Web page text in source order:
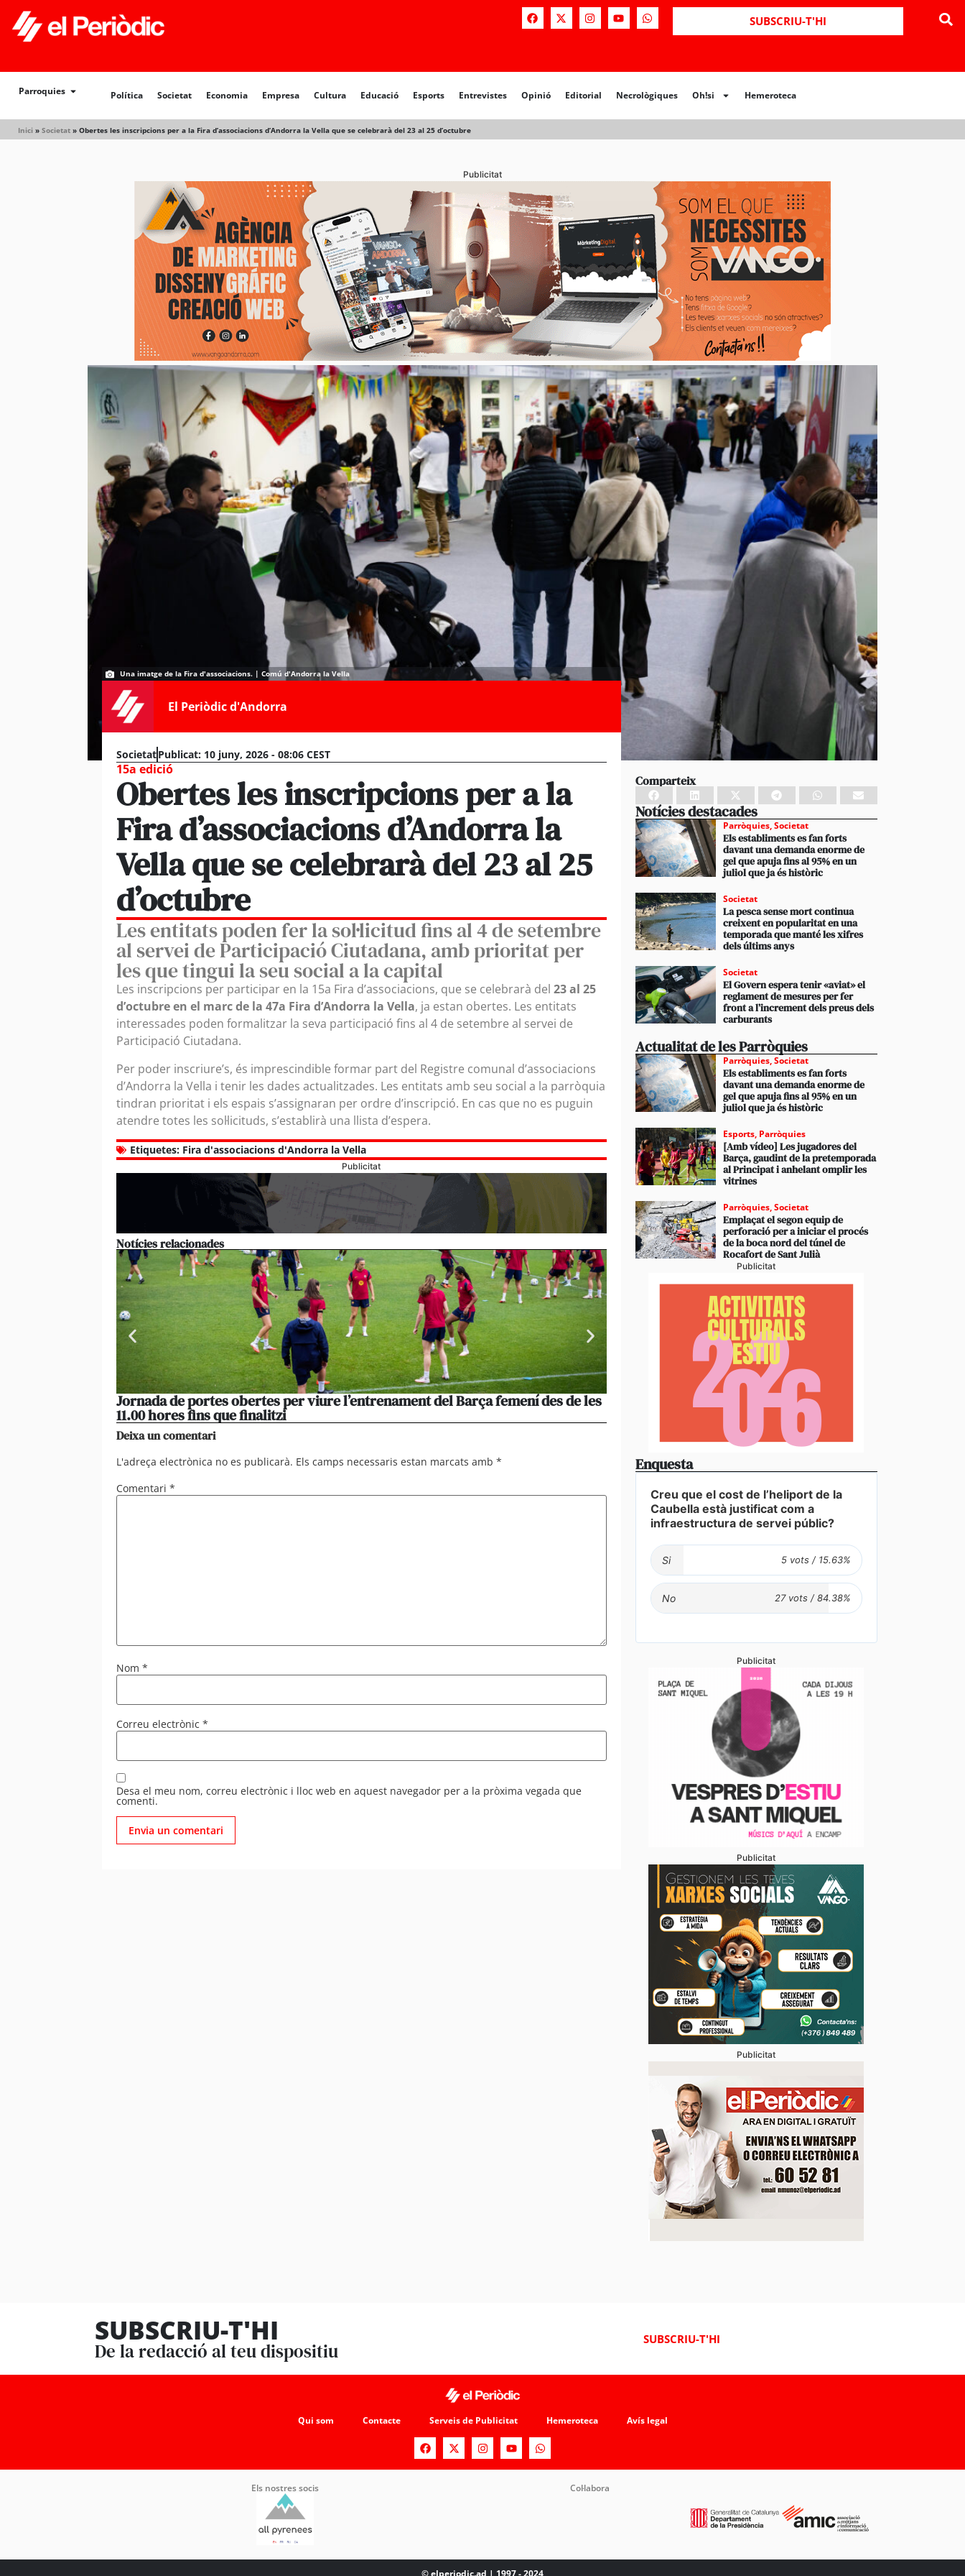
SUBSCRIU-T'HI
Parroquies Política Societat Economia Empresa Cultura Educació Esports Entrevistes Opinió Editorial Necrològiques Oh!si Hemeroteca
Inici » Societat » Obertes les inscripcions per a la Fira d’associacions d’Andorra la Vella que se celebrarà del 23 al 25 d’octubre
Política Societat Opinió Editorial Necrològiques Hemeroteca
Publicitat
Una imatge de la Fira d'associacions. | Comú d'Andorra la Vella
El Periòdic d'Andorra
SocietatPublicat: 10 juny, 2026 - 08:06 CEST
15a edició
Obertes les inscripcions per a la
Fira d’associacions d’Andorra la
Vella que se celebrarà del 23 al 25
d’octubre
Les entitats poden fer la sol·licitud fins al 4 de setembre
al servei de Participació Ciutadana, amb prioritat per
les que tingui la seu social a la capital
Les inscripcions per participar en la 15a Fira d’associacions, que se celebrarà del 23 al 25
d’octubre en el marc de la 47a Fira d’Andorra la Vella, ja estan obertes. Les entitats
interessades poden formalitzar la seva participació fins al 4 de setembre al servei de
Participació Ciutadana.
Per poder inscriure’s, és imprescindible formar part del Registre comunal d’associacions
d’Andorra la Vella i tenir les dades actualitzades. Les entitats amb seu social a la parròquia
tindran prioritat i els espais s’assignaran per ordre d’inscripció. En cas que no es puguin
atendre totes les sol·licituds, s’establirà una llista d’espera.
Etiquetes: Fira d'associacions d'Andorra la Vella
Publicitat
Notícies relacionades
Jornada de portes obertes per viure l’entrenament del Barça femení des de les
11.00 hores fins que finalitzi
La pèrdua de presència del català en el sector turístic
més les queixes de residents i visitants
Deixa un comentari
L'adreça electrònica no es publicarà. Els camps necessaris estan marcats amb *
Comentari *
Nom *
Correu electrònic *
Desa el meu nom, correu electrònic i lloc web en aquest navegador per a la pròxima vegada que
comenti.
Comparteix
Notícies destacades
Parròquies,Societat
Els establiments es fan forts
davant una demanda enorme de
gel que apuja fins al 95% en un
juliol que ja és històric
Societat
La pesca sense mort continua
creixent en popularitat en una
temporada que manté les xifres
dels últims anys
Societat
El Govern espera tenir «aviat» el
reglament de mesures per fer
front a l’increment dels preus dels
carburants
Actualitat de les Parròquies
Parròquies,Societat
Els establiments es fan forts
davant una demanda enorme de
gel que apuja fins al 95% en un
juliol que ja és històric
Esports, Parròquies
[Amb vídeo] Les jugadores del
Barça, gaudint de la pretemporada
al Principat i anhelant omplir les
vitrines
Parròquies,Societat
Emplaçat el segon equip de
perforació per a iniciar el procés
de la boca nord del túnel de
Rocafort de Sant Julià
Publicitat
Enquesta
Creu que el cost de l’heliport de la
Caubella està justificat com a
infraestructura de servei públic?
Si
No
Publicitat
Publicitat
Publicitat
SUBSCRIU-T'HI
De la redacció al teu dispositiu
SUBSCRIU-T'HI
Qui som Contacte Serveis de Publicitat Hemeroteca Avís legal
Els nostres socis Col·labora
© elperiodic.ad | 1997 - 2024